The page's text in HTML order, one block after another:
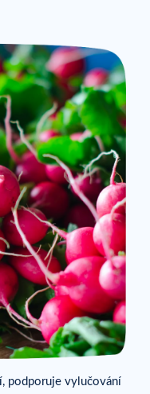
podporuje vylučování